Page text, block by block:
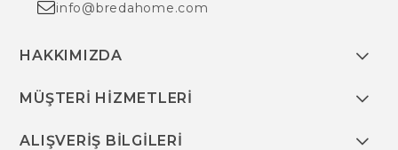
info@bredahome.com
HAKKIMIZDA
MÜŞTERİ HİZMETLERİ
ALIŞVERİŞ BİLGİLERİ